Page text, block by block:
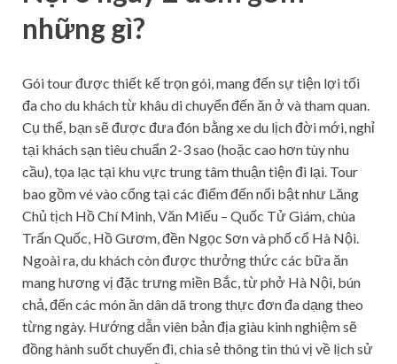
những gì?
Gói tour được thiết kế trọn gói, mang đến sự tiện lợi tối
đa cho du khách từ khâu di chuyển đến ăn ở và tham quan.
Cụ thể, bạn sẽ được đưa đón bằng xe du lịch đời mới, nghỉ
tại khách sạn tiêu chuẩn 2-3 sao (hoặc cao hơn tùy nhu
cầu), tọa lạc tại khu vực trung tâm thuận tiện đi lại. Tour
bao gồm vé vào cổng tại các điểm đến nổi bật như Lăng
Chủ tịch Hồ Chí Minh, Văn Miếu – Quốc Tử Giám, chùa
Trấn Quốc, Hồ Gươm, đền Ngọc Sơn và phố cổ Hà Nội.
Ngoài ra, du khách còn được thưởng thức các bữa ăn
mang hương vị đặc trưng miền Bắc, từ phở Hà Nội, bún
chả, đến các món ăn dân dã trong thực đơn đa dạng theo
từng ngày. Hướng dẫn viên bản địa giàu kinh nghiệm sẽ
đồng hành suốt chuyến đi, chia sẻ thông tin thú vị về lịch sử